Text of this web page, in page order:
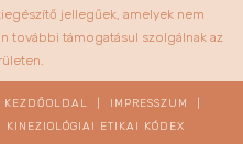
jellegűek, amelyek nem
további támogatásul szolgálnak az
KEZDŐOLDAL IMPRESSZUM
KINEZIOLÓGIAI ETIKAI KÓDEX